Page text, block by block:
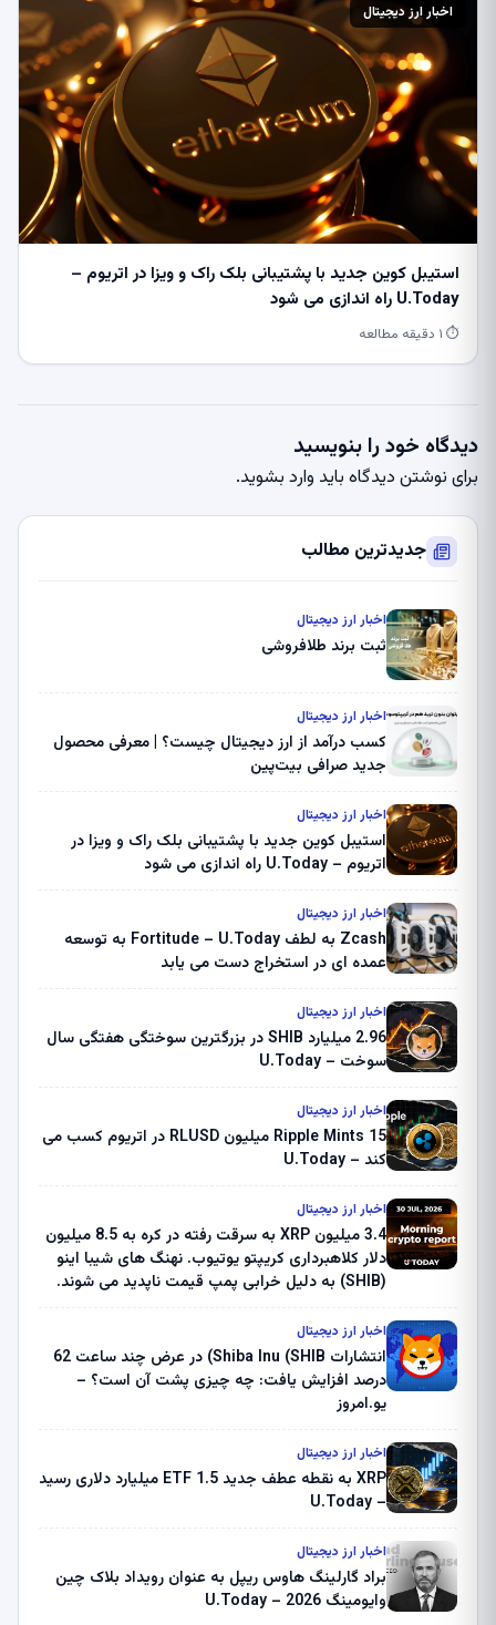
اخبار ارز دیجیتال
استیبل کوین جدید با پشتیبانی بلک راک و ویزا در اتریوم –
U.Today راه اندازی می شود
⏱ ۱ دقیقه مطالعه
دیدگاه خود را بنویسید
برای نوشتن دیدگاه باید وارد بشوید.
جدیدترین مطالب
اخبار ارز دیجیتال
ثبت برند طلافروشی
اخبار ارز دیجیتال
کسب درآمد از ارز دیجیتال چیست؟ | معرفی محصول
جدید صرافی بیت‌پین
اخبار ارز دیجیتال
استیبل کوین جدید با پشتیبانی بلک راک و ویزا در
اتریوم – U.Today راه اندازی می شود
اخبار ارز دیجیتال
Zcash به لطف Fortitude – U.Today به توسعه
عمده ای در استخراج دست می یابد
اخبار ارز دیجیتال
2.96 میلیارد SHIB در بزرگترین سوختگی هفتگی سال
سوخت – U.Today
اخبار ارز دیجیتال
Ripple Mints 15 میلیون RLUSD در اتریوم کسب می
کند – U.Today
اخبار ارز دیجیتال
3.4 میلیون XRP به سرقت رفته در کره به 8.5 میلیون
دلار کلاهبرداری کریپتو یوتیوب. نهنگ های شیبا اینو
(SHIB) به دلیل خرابی پمپ قیمت ناپدید می شوند.
ثبت کرد – گزارش کریپتو صبح – U.Today
اخبار ارز دیجیتال
انتشارات Shiba Inu (SHIB) در عرض چند ساعت 62
درصد افزایش یافت: چه چیزی پشت آن است؟ –
یو.امروز
اخبار ارز دیجیتال
XRP به نقطه عطف جدید ETF 1.5 میلیارد دلاری رسید
– U.Today
اخبار ارز دیجیتال
براد گارلینگ هاوس ریپل به عنوان رویداد بلاک چین
وایومینگ 2026 – U.Today